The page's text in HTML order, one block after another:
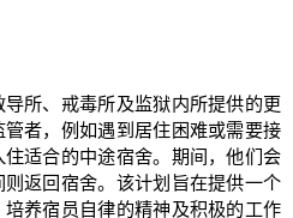
所、戒毒所及监狱内所提供的更
者，例如遇到居住困难或需要接
适合的中途宿舍。期间，他们会
返回宿舍。该计划旨在提供一个
养宿员自律的精神及积极的工作